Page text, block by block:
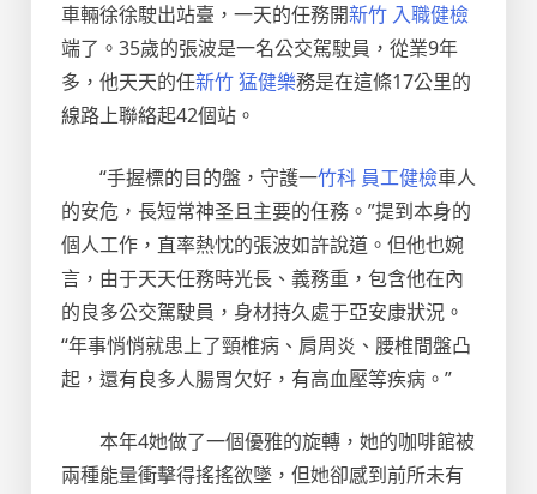
車輛徐徐駛出站臺，一天的任務開新竹 入職健檢
端了。35歲的張波是一名公交駕駛員，從業9年
多，他天天的任新竹 猛健樂務是在這條17公里的
線路上聯絡起42個站。
“手握標的目的盤，守護一竹科 員工健檢車人
的安危，長短常神圣且主要的任務。”提到本身的
個人工作，直率熱忱的張波如許說道。但他也婉
言，由于天天任務時光長、義務重，包含他在內
的良多公交駕駛員，身材持久處于亞安康狀況。
“年事悄悄就患上了頸椎病、肩周炎、腰椎間盤凸
起，還有良多人腸胃欠好，有高血壓等疾病。”
本年4她做了一個優雅的旋轉，她的咖啡館被
兩種能量衝擊得搖搖欲墜，但她卻感到前所未有